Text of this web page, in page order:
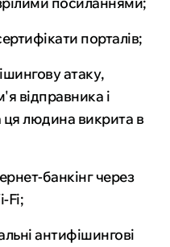
порталів;
атаку,
відправника і
ця людина викрита в
банкінг через
Fi;
антифішингові